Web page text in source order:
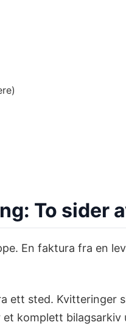
To sider
En faktura fra en
ett sted. Kvitteringer
komplett bilagsarkiv